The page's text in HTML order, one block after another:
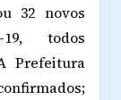
32 novos
todos
Prefeitura